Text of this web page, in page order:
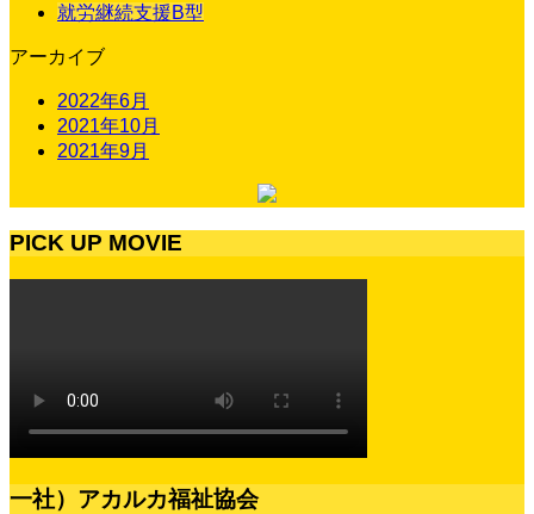
就労継続支援B型
アーカイブ
2022年6月
2021年10月
2021年9月
PICK UP MOVIE
一社）アカルカ福祉協会